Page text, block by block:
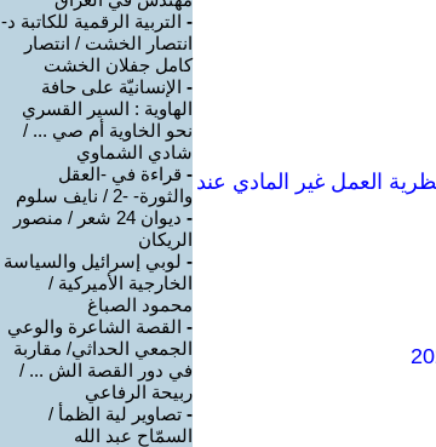
العمل غير المادي عند
- التربية الرقمية للكاتبة د-
انتصار الخشت / انتصار
كامل جفلان الخشت
- الإنسانيّة على حافة
الهاوية : السير القسري
نحو الخاوية أم صي ... /
شادي الشماوي
- قراءة في -العقل
والثورة- -2 / نايف سلوم
-
ديوان 24 شعر / منصور
الريكان
- لوبي إسرائيل والسياسة
الخارجية الأميركية /
محمود الصباغ
- القصة الشاعرة والوعي
الجمعي الحداثي/ مقاربة
في دور القصة الش ... /
ربيحة الرفاعي
- تصاوير لية الظمأ /
السمّاح عبد الله